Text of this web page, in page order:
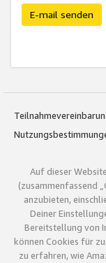
E-mail senden
Auf dieser
(zusammenfassend
anzubieten,
Deiner
Bereitstellung von
können Cookies für
zu erfahren, wie